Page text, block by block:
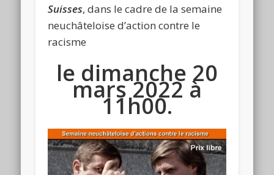
Suisses, dans le cadre de la semaine
neuchâteloise d’action contre le
racisme
le dimanche 20
mars 2022 à
11h00.